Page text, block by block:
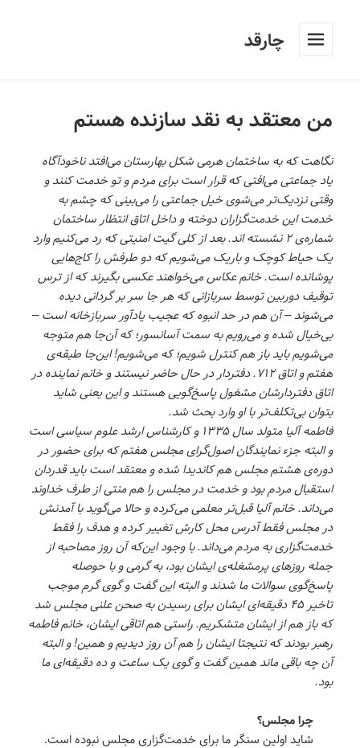
چارقد
من معتقد به نقد سازنده هستم
نگاهت که به ساختمان هرمی شکل بهارستان می‌افتد ناخودآگاه
یاد جماعتی می‌افتی که قرار است برای مردم و تو خدمت کنند و
وقتی نزدیک‌تر می‌شوی خیل جماعتی را می‌بینی که چشم به
خدمت این خدمت‌گزاران دوخته و داخل اتاق انتظار ساختمان
شماره‌ی ۲ نشسته اند. بعد از کلی گیت امنیتی که رد می‌کنیم وارد
یک حیاط کوچک و باریک می‌شویم که دو طرفش را کاج‌هایی
پوشانده است. خانم عکاس می‌خواهند عکسی بگیرند که از ترس
توقیف دوربین توسط سربازانی که هر جا سر بر گردانی دیده
می‌شوند – آن هم در حد انبوه که عجیب یادآور سربازخانه است –
بی‌خیال شده و می‌رویم به سمت آسانسور؛ که آن‌جا هم متوجه
می‌شویم باید باز هم کنترل شویم؛ که می‌شویم! این‌جا طبقه‌ی
هفتم و اتاق ۷۱۲. دفتردار در حال حاضر نیستند و خانم نماینده در
اتاق دفتردارشان مشغول پاسخ‌گویی هستند و این یعنی شاید
بتوان بی‌تکلف‌تر با او وارد بحث شد.
فاطمه آلیا متولد سال ۱۳۳۵ و کارشناس ارشد علوم سیاسی است
و البته جزء نمایندگان اصول‌گرای مجلس هفتم که برای حضور در
دوره‌ی هشتم مجلس هم کاندیدا شده و معتقد است باید قدردان
استقبال مردم بود و خدمت در مجلس را هم منتی از طرف خداوند
می‌داند. خانم آلیا قبل‌تر معلمی می‌کرده و حالا می‌گوید با آمدنش
در مجلس فقط آدرس محل کارش تغییر کرده و هدف را فقط
خدمت‌گزاری به مردم می‌داند. با وجود این‌که آن روز مصاحبه از
جمله روزهای پرمشغله‌ی ایشان بود، به گرمی و با حوصله
پاسخ‌گوی سوالات ما شدند و البته این گفت و گوی گرم موجب
تاخیر ۴۵ دقیقه‌ای ایشان برای رسیدن به صحن علنی مجلس شد
که باز هم از ایشان متشکریم. راستی هم اتاقی ایشان، خانم فاطمه
رهبر بودند که نتیجتا ایشان را هم آن روز دیدیم و همین! و البته
آن چه باقی ماند همین گفت و گوی یک ساعت و ده دقیقه‌ای ما
بود.
چرا مجلس؟
شاید اولین سنگر ما برای خدمت‌گزاری مجلس نبوده است.